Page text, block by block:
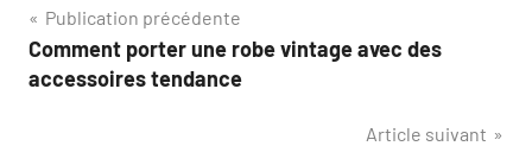
Navigation
de
Publication précédente
Comment porter une robe vintage avec des
accessoires tendance
Article suivant